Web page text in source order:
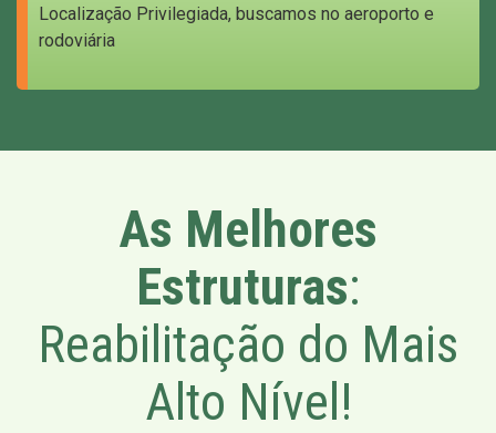
Localização Privilegiada, buscamos no aeroporto e
rodoviária
As Melhores
Estruturas:
Reabilitação do Mais
Alto Nível!